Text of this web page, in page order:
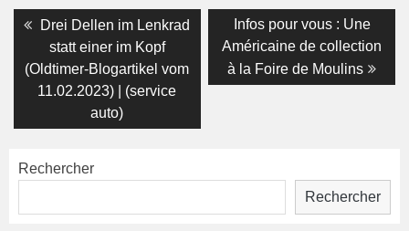
Navigation
l’article
Previous
post:
Drei Dellen im Lenkrad
statt einer im Kopf
(Oldtimer-Blogartikel vom
11.02.2023) | (service
auto)
Next
post:
Infos pour vous : Une
Américaine de collection
à la Foire de Moulins
Rechercher
Rechercher